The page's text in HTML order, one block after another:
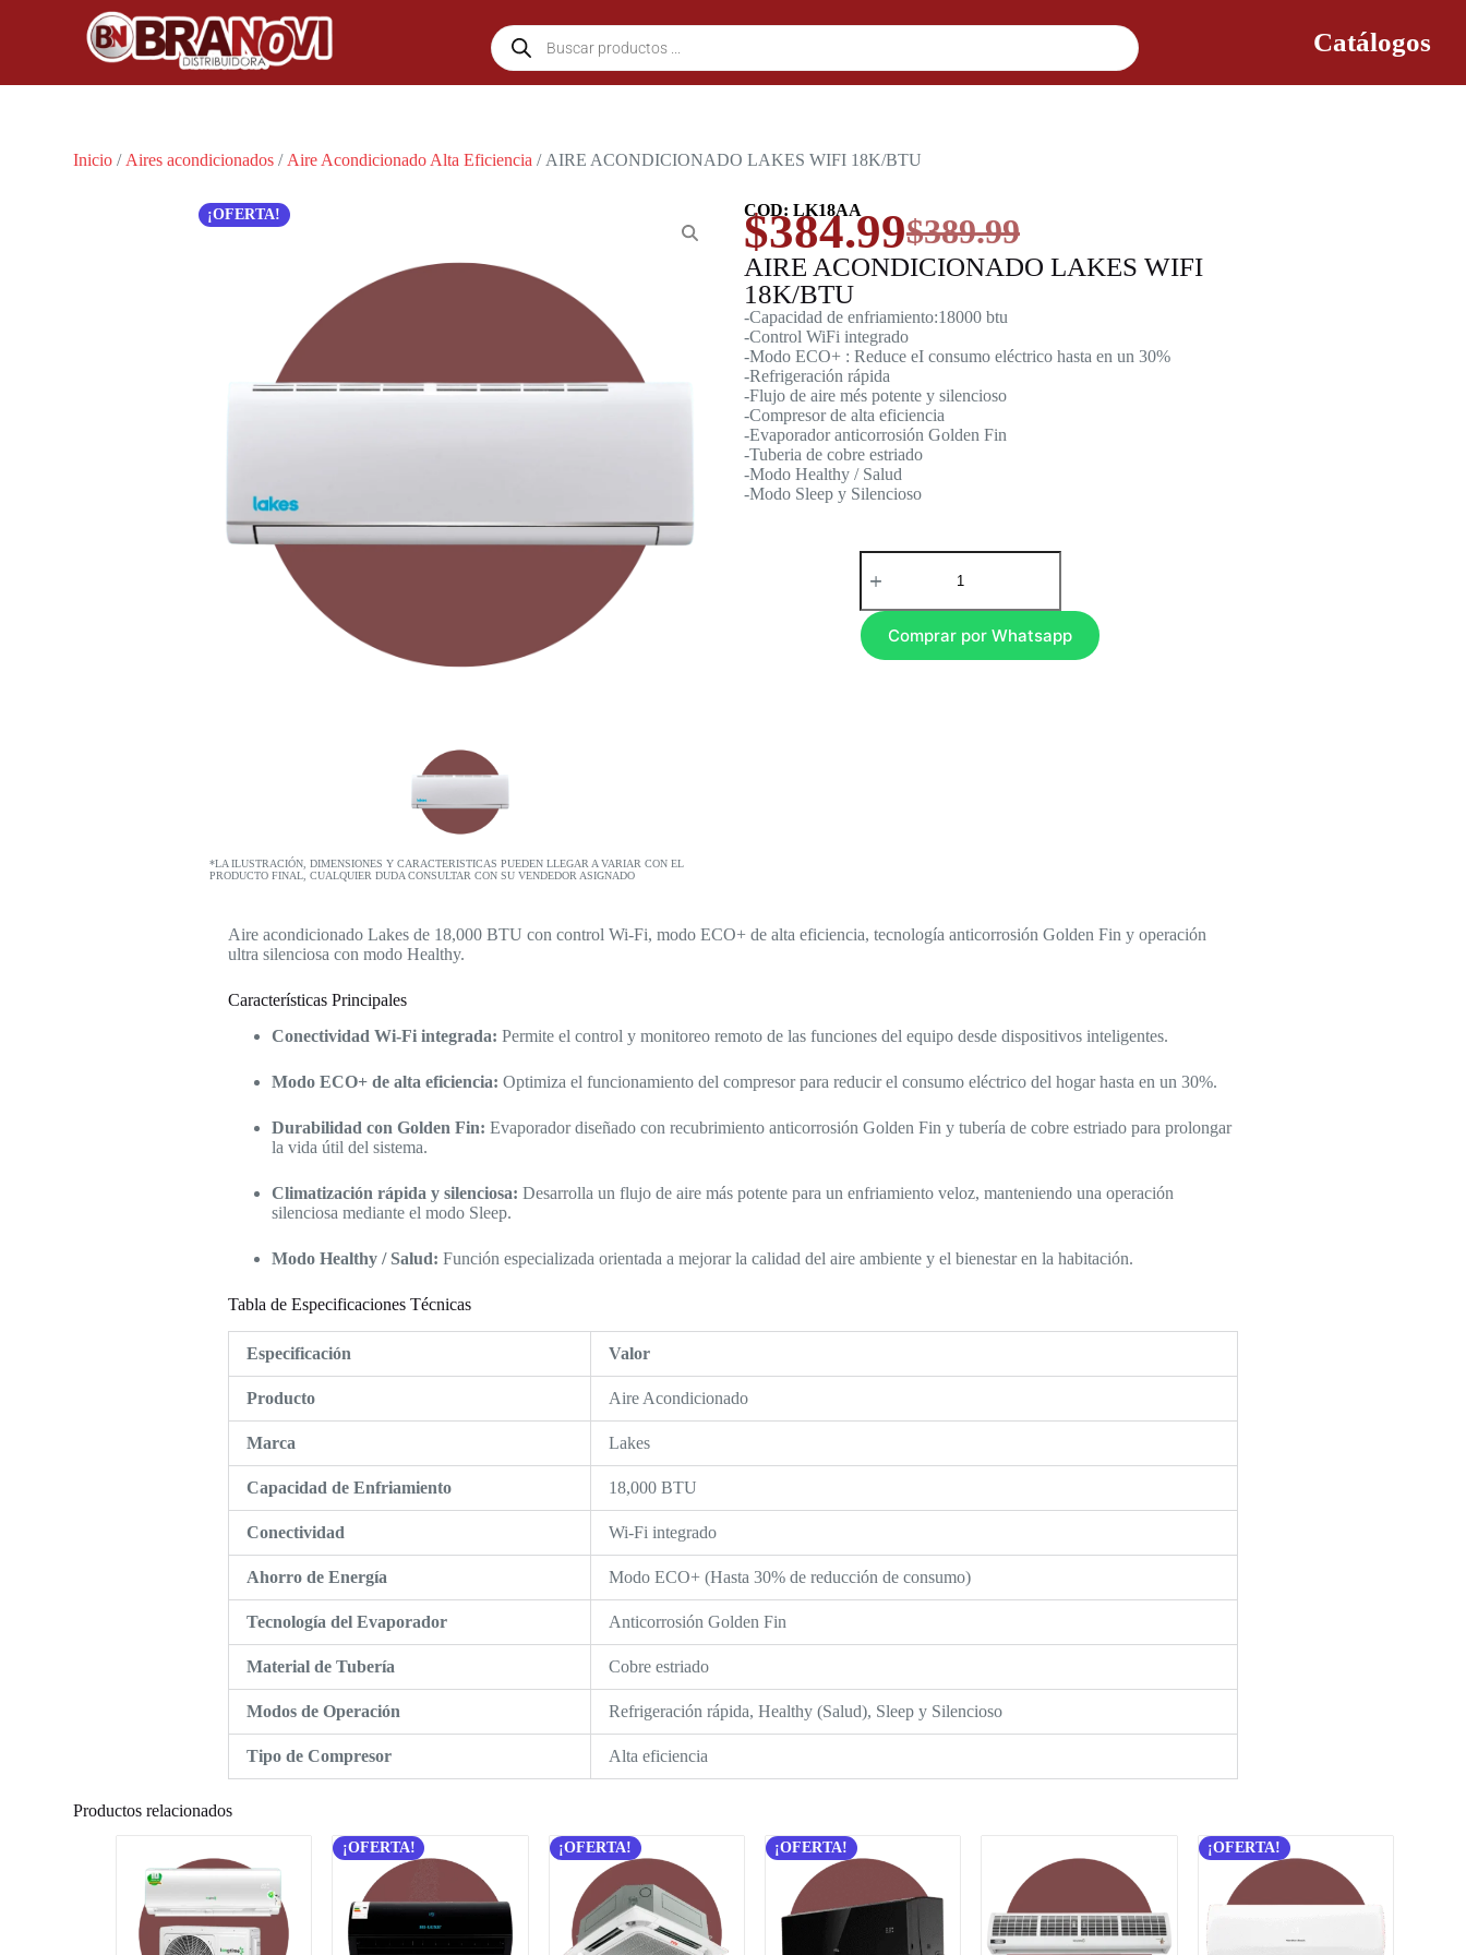
Catálogos
Inicio / Aires acondicionados / Aire Acondicionado Alta Eficiencia / AIRE ACONDICIONADO LAKES WIFI 18K/BTU
¡OFERTA!
*LA ILUSTRACIÓN, DIMENSIONES Y CARACTERISTICAS PUEDEN LLEGAR A VARIAR CON EL
PRODUCTO FINAL, CUALQUIER DUDA CONSULTAR CON SU VENDEDOR ASIGNADO
COD: LK18AA
$389.99
$384.99
AIRE ACONDICIONADO LAKES WIFI
18K/BTU
-Capacidad de enfriamiento:18000 btu
-Control WiFi integrado
-Modo ECO+ : Reduce eI consumo eléctrico hasta en un 30%
-Refrigeración rápida
-Flujo de aire més potente y silencioso
-Compresor de alta eficiencia
-Evaporador anticorrosión Golden Fin
-Tuberia de cobre estriado
-Modo Healthy / Salud
-Modo Sleep y Silencioso
Comprar por Whatsapp
Aire acondicionado Lakes de 18,000 BTU con control Wi-Fi, modo ECO+ de alta eficiencia, tecnología anticorrosión Golden Fin y operación
ultra silenciosa con modo Healthy.
Características Principales
Conectividad Wi-Fi integrada: Permite el control y monitoreo remoto de las funciones del equipo desde dispositivos inteligentes.
Modo ECO+ de alta eficiencia: Optimiza el funcionamiento del compresor para reducir el consumo eléctrico del hogar hasta en un 30%.
Durabilidad con Golden Fin: Evaporador diseñado con recubrimiento anticorrosión Golden Fin y tubería de cobre estriado para prolongar
la vida útil del sistema.
Climatización rápida y silenciosa: Desarrolla un flujo de aire más potente para un enfriamiento veloz, manteniendo una operación
silenciosa mediante el modo Sleep.
Modo Healthy / Salud: Función especializada orientada a mejorar la calidad del aire ambiente y el bienestar en la habitación.
Tabla de Especificaciones Técnicas
Especificación Valor
Producto Aire Acondicionado
Marca Lakes
Capacidad de Enfriamiento 18,000 BTU
Conectividad Wi-Fi integrado
Ahorro de Energía Modo ECO+ (Hasta 30% de reducción de consumo)
Tecnología del Evaporador Anticorrosión Golden Fin
Material de Tubería Cobre estriado
Modos de Operación Refrigeración rápida, Healthy (Salud), Sleep y Silencioso
Tipo de Compresor Alta eficiencia
Productos relacionados
¡OFERTA! ¡OFERTA! ¡OFERTA! ¡OFERTA!